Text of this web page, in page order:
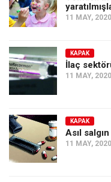
11 MAY, 2020
KAPAK
İlaç
11 MAY, 2020
KAPAK
Asıl
11 MAY, 2020